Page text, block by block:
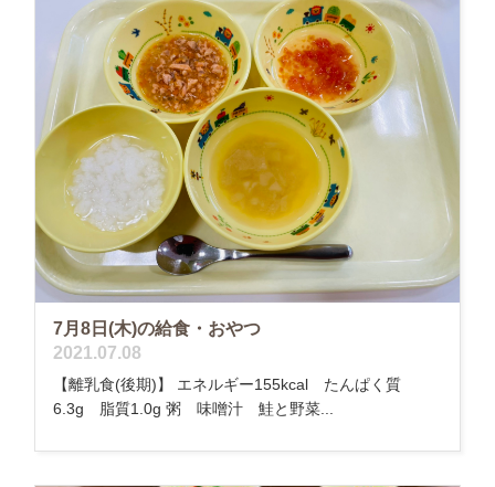
7月8日(木)の給食・おやつ
2021.07.08
【離乳食(後期)】 エネルギー155kcal たんぱく質
6.3g 脂質1.0g 粥 味噌汁 鮭と野菜...